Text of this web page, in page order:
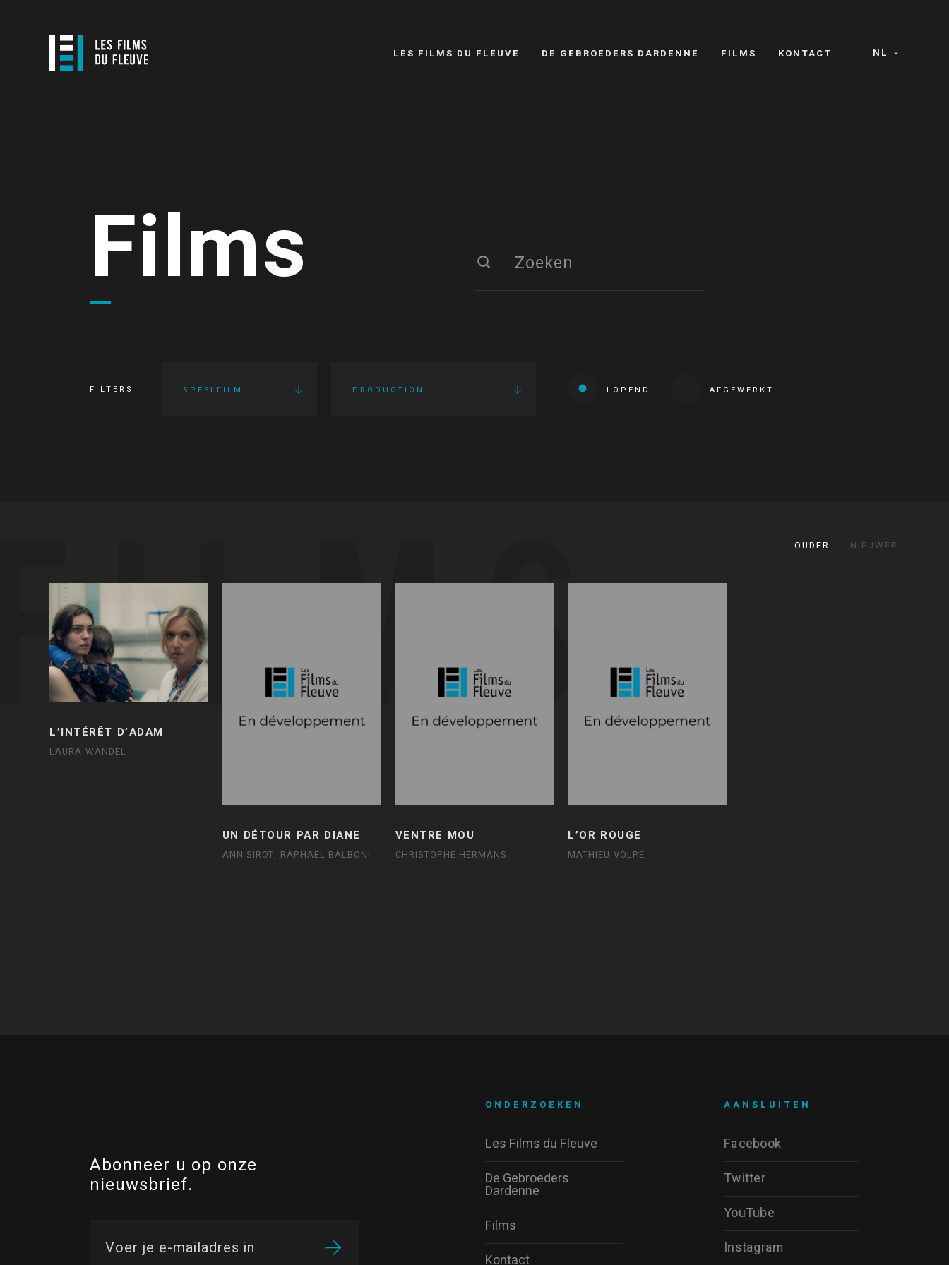
NL
LES FILMS DU FLEUVE DE GEBROEDERS DARDENNE FILMS KONTACT
Films
FILTERS SPEELFILM PRODUCTION LOPEND AFGEWERKT
OUDER NIEUWER
L’INTÉRÊT D’ADAM
LAURA WANDEL
UN DÉTOUR PAR DIANE
ANN SIROT, RAPHAËL BALBONI
VENTRE MOU
CHRISTOPHE HERMANS
L’OR ROUGE
MATHIEU VOLPE
Abonneer u op onze
nieuwsbrief.
AANSLUITEN
Facebook
Twitter
YouTube
Instagram
ONDERZOEKEN
Les Films du Fleuve
De Gebroeders
Dardenne
Films
Kontact